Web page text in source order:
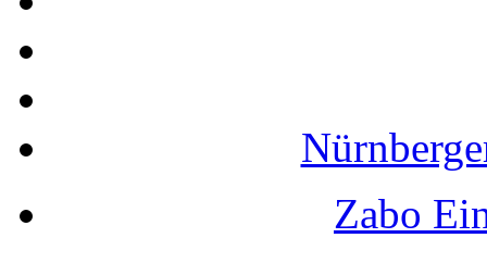
Zabo